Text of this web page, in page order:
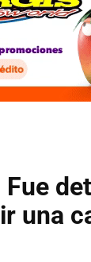
una